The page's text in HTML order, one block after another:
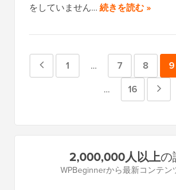
をしていません…続きを読む »
ー
ペ
1
中
ジ
省
略
…
ペ
7
ペ
8
ペ
9
中
ー
ジ
は
…
ペ
ジ
16
ペ
ー
2,000,000人以上の
WPBeginnerから最新コンテン